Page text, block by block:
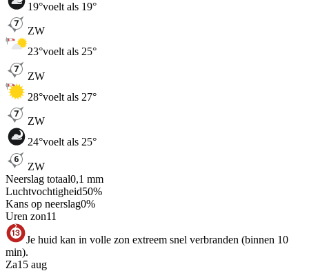
19°voelt als 19°
ZW
23°voelt als 25°
ZW
28°voelt als 27°
ZW
24°voelt als 25°
ZW
Neerslag totaal0,1 mm
Luchtvochtigheid50%
Kans op neerslag0%
Uren zon11
Je huid kan in volle zon extreem snel verbranden (binnen 10
min).
Za15 aug